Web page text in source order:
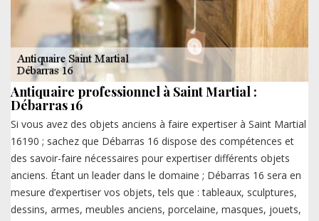
Antiquaire professionnel à Saint Martial :
Débarras 16
Si vous avez des objets anciens à faire expertiser à Saint Martial
16190 ; sachez que Débarras 16 dispose des compétences et
des savoir-faire nécessaires pour expertiser différents objets
anciens. Étant un leader dans le domaine ; Débarras 16 sera en
mesure d’expertiser vos objets, tels que : tableaux, sculptures,
dessins, armes, meubles anciens, porcelaine, masques, jouets,